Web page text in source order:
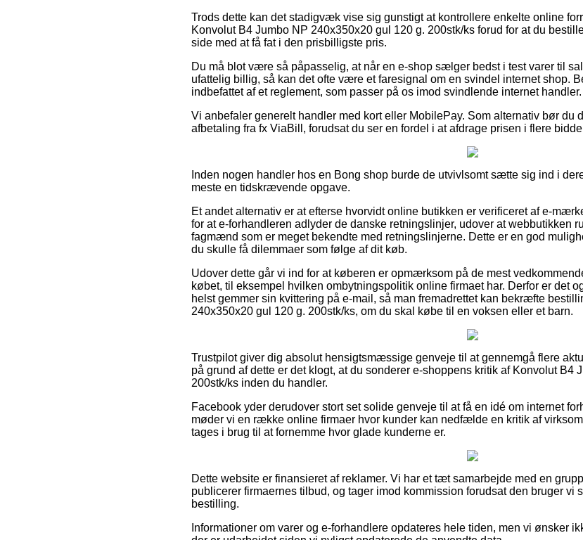
Trods dette kan det stadigvæk vise sig gunstigt at kontrollere enkelte online
Konvolut B4 Jumbo NP 240x350x20 gul 120 g. 200stk/ks forud for at du
side med at få fat i den prisbilligste pris.
Du må blot være så påpasselig, at når en e-shop sælger bedst i test varer til
ufattelig billig, så kan det ofte være et faresignal om en svindel internet shop.
indbefattet af et reglement, som passer på os imod svindlende internet handler.
Vi anbefaler generelt handler med kort eller MobilePay. Som alternativ bør du
afbetaling fra fx ViaBill, forudsat du ser en fordel i at afdrage prisen i flere
Inden nogen handler hos en Bong shop burde de utvivlsomt sætte sig ind i
meste en tidskrævende opgave.
Et andet alternativ er at efterse hvorvidt online butikken er verificeret af e-
for at e-forhandleren adlyder de danske retningslinjer, udover at webbutikken
fagmænd som er meget bekendte med retningslinjerne. Dette er en god
du skulle få dilemmaer som følge af dit køb.
Udover dette går vi ind for at køberen er opmærksom på de mest
købet, til eksempel hvilken ombytningspolitik online firmaet har. Derfor er det
helst gemmer sin kvittering på e-mail, så man fremadrettet kan bekræfte
240x350x20 gul 120 g. 200stk/ks, om du skal købe til en voksen eller et barn.
Trustpilot giver dig absolut hensigtsmæssige genveje til at gennemgå flere
på grund af dette er det klogt, at du sonderer e-shoppens kritik af Konvolut B4
200stk/ks inden du handler.
Facebook yder derudover stort set solide genveje til at få en idé om internet
møder vi en række online firmaer hvor kunder kan nedfælde en kritik af
tages i brug til at fornemme hvor glade kunderne er.
Dette website er finansieret af reklamer. Vi har et tæt samarbejde med en
publicerer firmaernes tilbud, og tager imod kommission forudsat den bruger vi
bestilling.
Informationer om varer og e-forhandlere opdateres hele tiden, men vi ønsker